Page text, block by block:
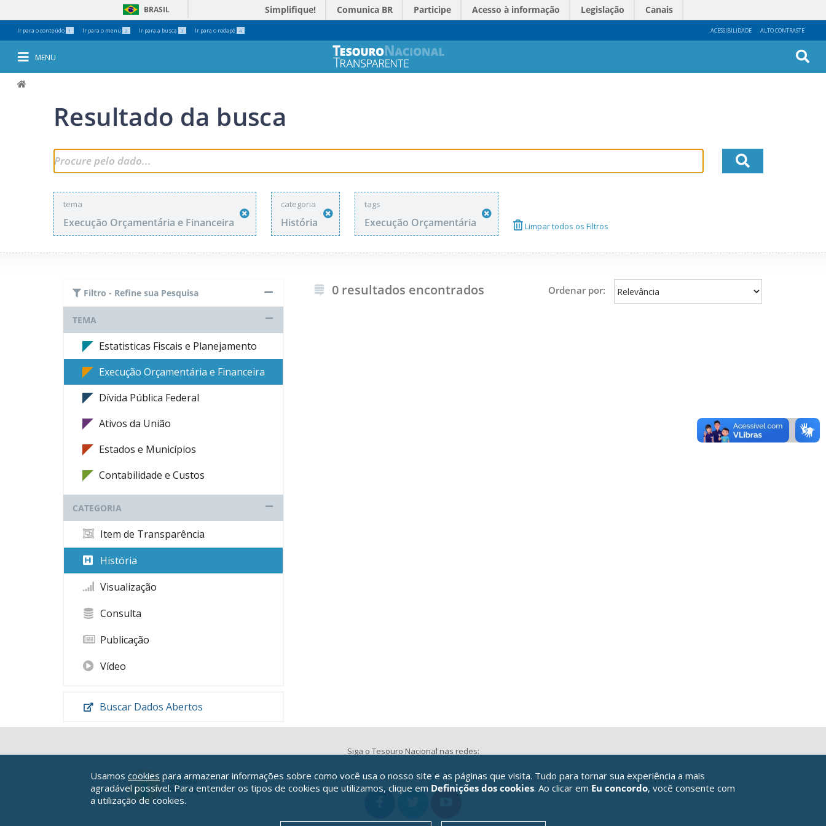
Ir para o conteúdo 1 Ir para o menu 2 Ir para a busca 3 Ir para o rodapé 4 ACESSIBILIDADE ALTO CONTRASTE
BRASIL Simplifique! Comunica BR Participe Acesso à informação Legislação
Canais
MENU
Resultado da busca
tema
Execução Orçamentária e Financeira
categoria
História
tags
Execução Orçamentária Limpar todos os Filtros
Filtro - Refine sua Pesquisa
TEMA
Estatisticas Fiscais e Planejamento
Execução Orçamentária e Financeira
Dívida Pública Federal
Ativos da União
Estados e Municípios
Contabilidade e Custos
CATEGORIA
Item de Transparência
História
Visualização
Consulta
Publicação
Vídeo
Buscar Dados Abertos
0 resultados encontrados Ordenar por:
Siga o Tesouro Nacional nas redes:
Usamos cookies para armazenar informações sobre como você usa o nosso site e as páginas que visita. Tudo para tornar sua experiência a mais
agradável possível. Para entender os tipos de cookies que utilizamos, clique em Definições dos cookies. Ao clicar em Eu concordo, você consente com
a utilização de cookies.